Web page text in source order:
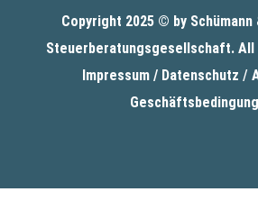
Copyright 2025 © by Schümann
Steuerberatungsgesellschaft.
Impressum / Datenschutz /